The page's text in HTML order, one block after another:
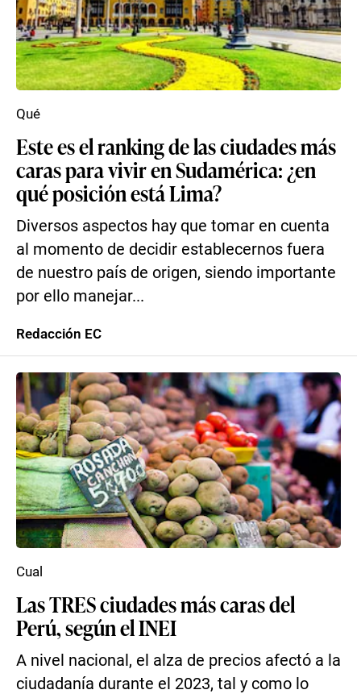
Este es el ranking de las ciudades más
caras para vivir en Sudamérica: ¿en
qué posición está Lima?
Diversos aspectos hay que tomar en cuenta
al momento de decidir establecernos fuera
de nuestro país de origen, siendo importante
por ello manejar...
Qué
Redacción EC
Las TRES ciudades más caras del
Perú, según el INEI
A nivel nacional, el alza de precios afectó a la
ciudadanía durante el 2023, tal y como lo
Cual